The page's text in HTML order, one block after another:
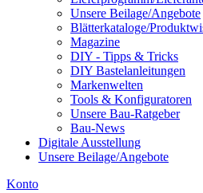
Unsere Beilage/Angebote
Blätterkataloge/
Magazine
DIY - Tipps & Tricks
DIY Bastelanleitungen
Markenwelten
Tools & Konfiguratoren
Unsere Bau-Ratgeber
Bau-News
Digitale Ausstellung
Unsere Beilage/Angebote
Konto